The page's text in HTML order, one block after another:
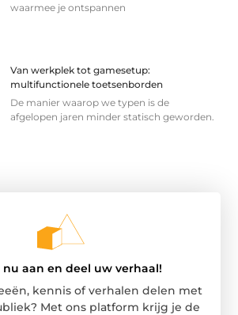
waarmee je ontspannen
Van werkplek tot gamesetup:
multifunctionele toetsenborden
De manier waarop we typen is de
afgelopen jaren minder statisch geworden.
nu aan en deel uw verhaal!
kennis of verhalen delen met
Met ons platform krijg je de